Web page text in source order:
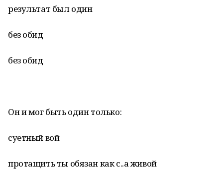
результат был один
без обид
без обид
Он и мог быть один только:
суетный вой
протащить ты обязан как с..а живой